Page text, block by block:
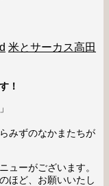
米とサーカス高田
！
みずのなかまたちが
ューがございます。
ほど、お願いいたし